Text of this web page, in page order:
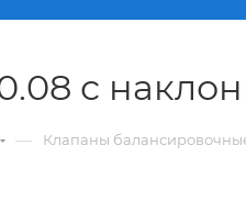
с
— Клапаны